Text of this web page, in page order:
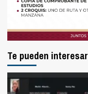
Te pueden interesar